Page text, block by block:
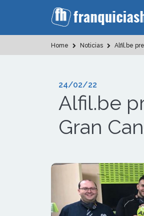
Home Noticias Alfil.be
24/02/22
Alfil.be
Gran